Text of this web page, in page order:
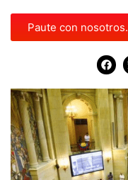
Paute con nosotros.